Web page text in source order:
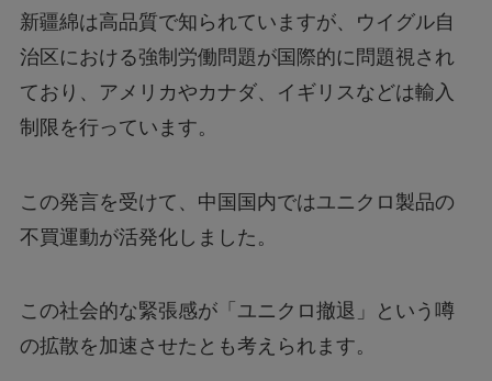
新疆綿は高品質で知られていますが、ウイグル自
治区における強制労働問題が国際的に問題視され
ており、アメリカやカナダ、イギリスなどは輸入
制限を行っています。
この発言を受けて、中国国内ではユニクロ製品の
不買運動が活発化しました。
この社会的な緊張感が「ユニクロ撤退」という噂
の拡散を加速させたとも考えられます。